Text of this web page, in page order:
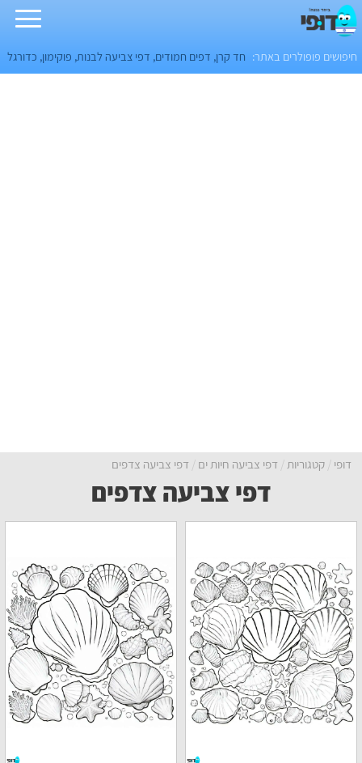
חיפושים פופולרים באתר: חד קרן, דפים חמודים, דפי צביעה לבנות, פוקימון, כדורגל
דופי קטגוריות דפי צביעה חיות ים דפי צביעה צדפים
דפי צביעה צדפים